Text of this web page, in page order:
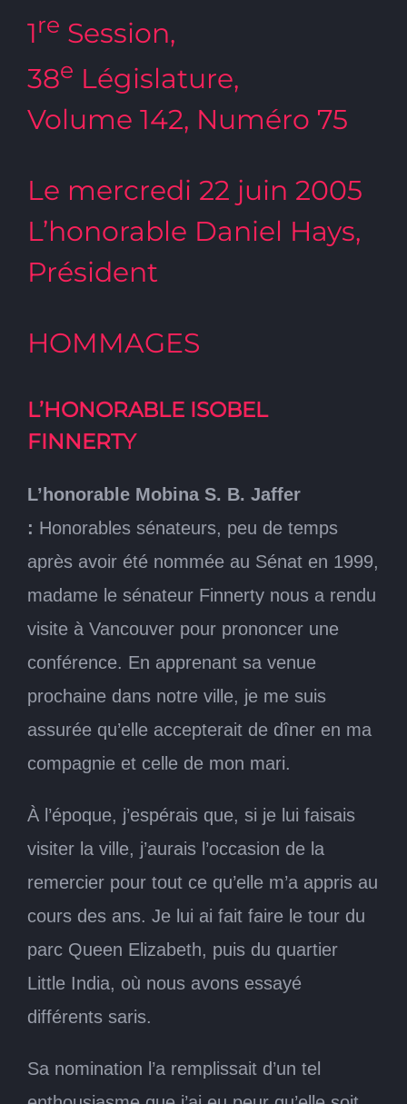
1re Session,
38e Législature,
Volume 142, Numéro 75
Le mercredi 22 juin 2005
L’honorable Daniel Hays,
Président
HOMMAGES
L’HONORABLE ISOBEL
FINNERTY
L’honorable Mobina S. B. Jaffer
: Honorables sénateurs, peu de temps
après avoir été nommée au Sénat en 1999,
madame le sénateur Finnerty nous a rendu
visite à Vancouver pour prononcer une
conférence. En apprenant sa venue
prochaine dans notre ville, je me suis
assurée qu’elle accepterait de dîner en ma
compagnie et celle de mon mari.
À l’époque, j’espérais que, si je lui faisais
visiter la ville, j’aurais l’occasion de la
remercier pour tout ce qu’elle m’a appris au
cours des ans. Je lui ai fait faire le tour du
parc Queen Elizabeth, puis du quartier
Little India, où nous avons essayé
différents saris.
Sa nomination l’a remplissait d’un tel